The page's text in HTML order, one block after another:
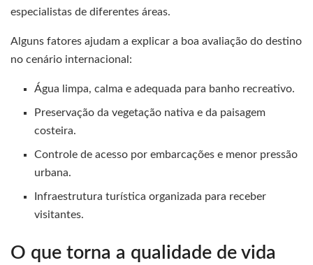
especialistas de diferentes áreas.
Alguns fatores ajudam a explicar a boa avaliação do destino
no cenário internacional:
Água limpa, calma e adequada para banho recreativo.
Preservação da vegetação nativa e da paisagem
costeira.
Controle de acesso por embarcações e menor pressão
urbana.
Infraestrutura turística organizada para receber
visitantes.
O que torna a qualidade de vida